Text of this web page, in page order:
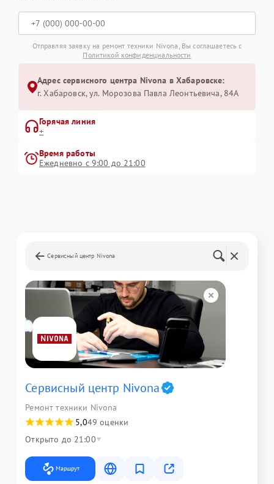
Отправляя заявку на ремонт техники Nivona, Вы соглашаетесь с
Политикой конфиденциальности
Адрес сервисного центра Nivona в Хабаровске:
г. Хабаровск, ул. Морозова Павла Леонтьевича, 84А
Горячая линия
+
Время работы
Ежедневно с 9:00 до 21:00
Сервисный центр Nivona
Сервисный центр Nivona
Ремонт техники Nivona
5,049 оценки
Открыто до 21:00
Маршрут